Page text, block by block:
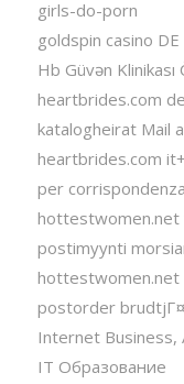
girls-do-porn
goldspin casino DE
Hb Güvən
heartbrides.com
katalogheirat Mail
heartbrides.com
per corrispondenza
hottestwomen.net
postimyynti
hottestwomen.net
postorder
Internet Business,
IT Образование